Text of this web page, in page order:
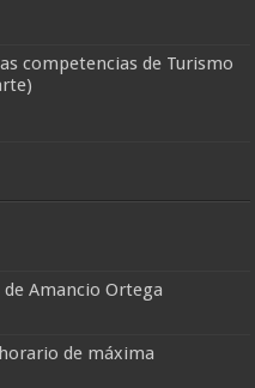
competencias de Turismo
Amancio Ortega
de máxima